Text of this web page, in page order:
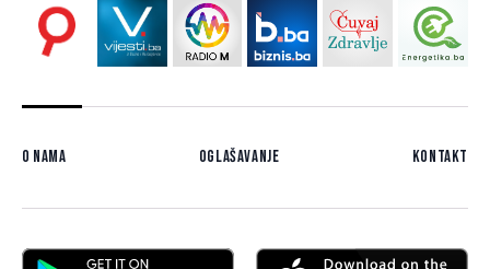
O nama Oglašavanje Kontakt